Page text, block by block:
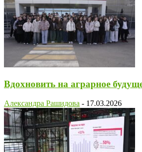
Вдохновить на аграрное
Александра Рашидова - 17.03.2026